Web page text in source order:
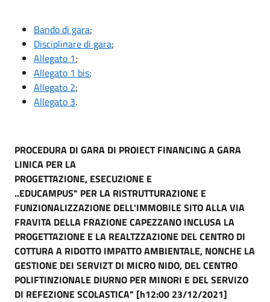
Bando di gara;
Disciplinare di gara;
Allegato 1;
Allegato 1 bis;
Allegato 2;
Allegato 3.
PROCEDURA DI GARA DI PROIECT FINANCING A GARA
LINICA PER LA
PROGETTAZIONE, ESECUZIONE E
..EDUCAMPUS" PER LA RISTRUTTURAZIONE E
FUNZIONALIZZAZIONE DELL'IMMOBILE SITO ALLA VIA
FRAVITA DELLA FRAZIONE CAPEZZANO INCLUSA LA
PROGETTAZIONE E LA REALTZZAZIONE DEL CENTRO DI
COTTURA A RIDOTTO IMPATTO AMBIENTALE, NONCHE LA
GESTIONE DEI SERVIZT DI MICRO NIDO, DEL CENTRO
POLIFTINZIONALE DIURNO PER MINORI E DEL SERVIZO
DI REFEZIONE SCOLASTICA" [h12:00 23/12/2021]